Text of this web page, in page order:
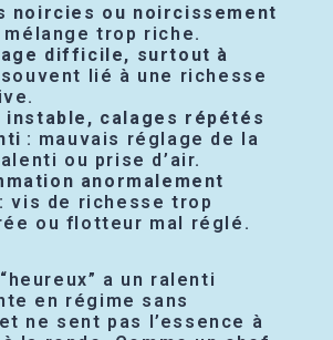
noircies ou noircissement
mélange trop riche.
difficile, surtout à
lié à une richesse
instable, calages répétés
: mauvais réglage de la
ou prise d’air.
anormalement
: vis de richesse trop
ou flotteur mal réglé.
a un ralenti
en régime sans
ne sent pas l’essence à